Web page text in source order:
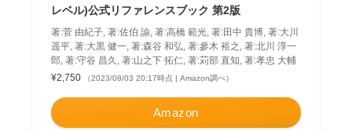
レベル)公式リファレンスブック 第2版
著:菅 由紀子, 著:佐伯 諭, 著:高橋 範光, 著:田中 貴博, 著:大川
遥平, 著:大黒 健一, 著:森谷 和弘, 著:參木 裕之, 著:北川 淳一
郎, 著:守谷 昌久, 著:山之下 拓仁, 著:苅部 直知, 著:孝忠 大輔
¥2,750
（2023/08/03 20:17時点 | Amazon調べ）
Amazon